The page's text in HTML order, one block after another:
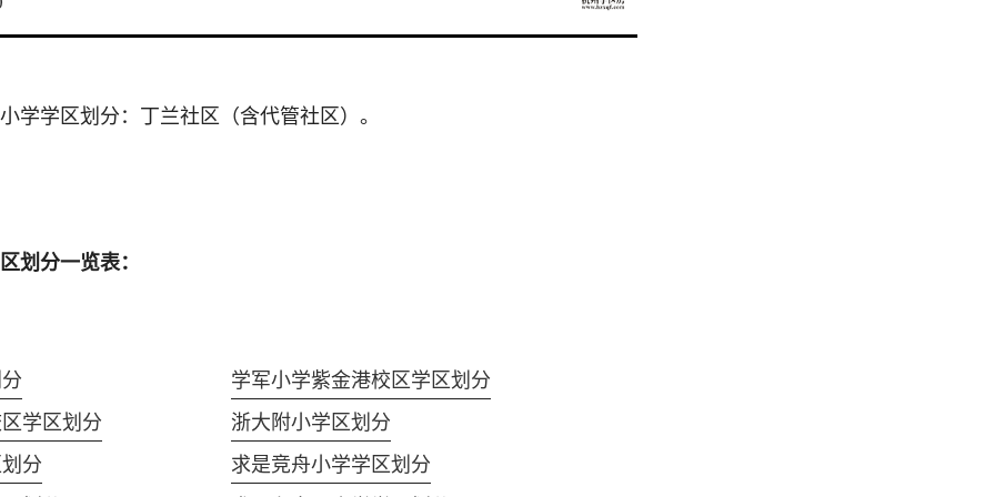
学学区划分：丁兰社区（含代管社区）。
划分一览表：
学军小学紫金港校区学区划分
学区划分
浙大附小学区划分
分
求是竞舟小学学区划分